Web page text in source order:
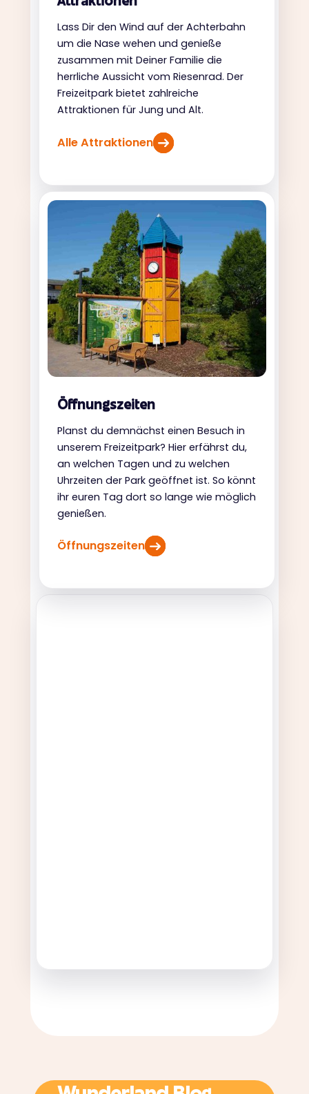
Attraktionen
Lass Dir den Wind auf der Achterbahn
um die Nase wehen und genieße
zusammen mit Deiner Familie die
herrliche Aussicht vom Riesenrad. Der
Freizeitpark bietet zahlreiche
Attraktionen für Jung und Alt.
Alle Attraktionen
Öffnungszeiten
Planst du demnächst einen Besuch in
unserem Freizeitpark? Hier erfährst du,
an welchen Tagen und zu welchen
Uhrzeiten der Park geöffnet ist. So könnt
ihr euren Tag dort so lange wie möglich
genießen.
Öffnungszeiten